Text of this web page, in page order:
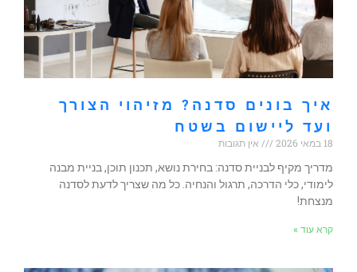
איך בונים סדנה? מזיהוי הצורך
ועד ליישום בשטח
אין תגובות
מדריך מקיף לבניית סדנה: בחירת נושא, תכנון תוכן, בניית מבנה
לימודי, כלי הדרכה, תרגול והנחיה. כל מה שצריך לדעת לסדנה
מנצחת!
קרא עוד »